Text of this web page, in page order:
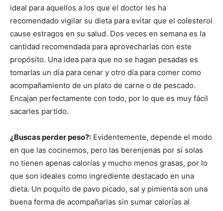
ideal para aquellos a los que el doctor les ha
recomendado vigilar su dieta para evitar que el colesterol
cause estragos en su salud. Dos veces en semana es la
cantidad recomendada para aprovecharlas con este
propósito. Una idea para que no se hagan pesadas es
tomarlas un día para cenar y otro día para comer como
acompañamiento de un plato de carne o de pescado.
Encajan perfectamente con todo, por lo que es muy fácil
sacarles partido.
¿Buscas perder peso?: Evidentemente, depende el modo
en que las cocinemos, pero las berenjenas por sí solas
no tienen apenas calorías y mucho menos grasas, por lo
que son ideales como ingrediente destacado en una
dieta. Un poquito de pavo picado, sal y pimienta son una
buena forma de acompañarlas sin sumar calorías al